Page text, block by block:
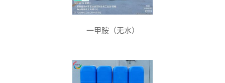
一甲胺（无水）